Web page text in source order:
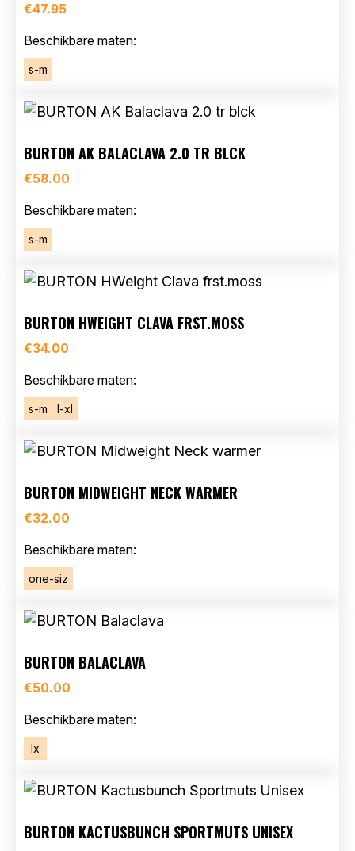
€47.95
Beschikbare maten:
s-m
BURTON AK BALACLAVA 2.0 TR BLCK
€58.00
Beschikbare maten:
s-m
BURTON HWEIGHT CLAVA FRST.MOSS
€34.00
Beschikbare maten:
s-m l-xl
BURTON MIDWEIGHT NECK WARMER
€32.00
Beschikbare maten:
one-siz
BURTON BALACLAVA
€50.00
Beschikbare maten:
lx
BURTON KACTUSBUNCH SPORTMUTS UNISEX